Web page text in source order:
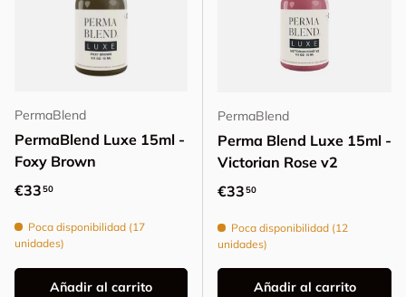
PermaBlend
PermaBlend Luxe 15ml -
Foxy Brown
Precio normal
€3350
Poca disponibilidad (17
unidades)
Añadir al carrito
PermaBlend
Perma Blend Luxe 15ml -
Victorian Rose v2
Precio normal
€3350
Poca disponibilidad (12
unidades)
Añadir al carrito